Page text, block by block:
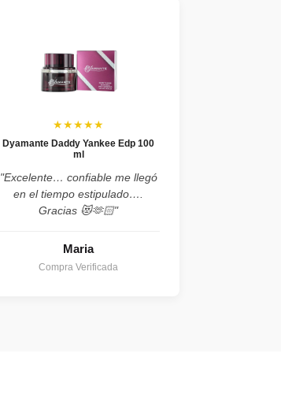
★★★★★
Dyamante Daddy Yankee Edp 100
ml
"Excelente… confiable me llegó
en el tiempo estipulado….
Gracias 😻🫶🏻"
Maria
Compra Verificada